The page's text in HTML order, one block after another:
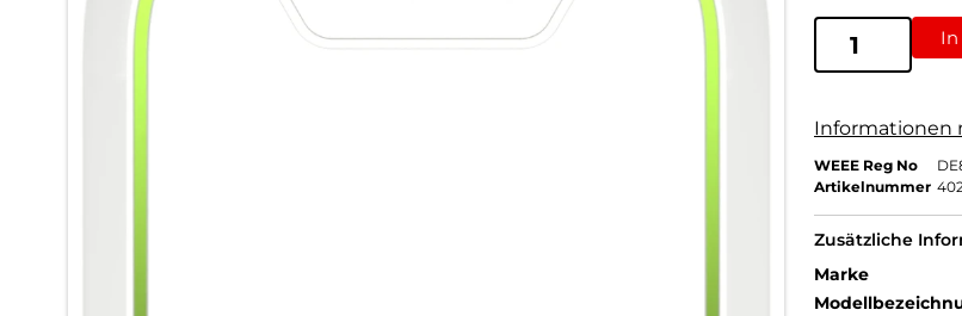
Informationen
WEEE Reg No
Artikelnummer
Zusätzliche
Marke